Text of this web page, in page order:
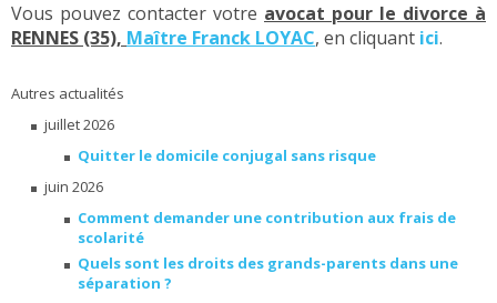
Vous pouvez contacter votre avocat pour le divorce à
RENNES (35), Maître Franck LOYAC, en cliquant ici.
Autres actualités
juillet 2026
Quitter le domicile conjugal sans risque
juin 2026
Comment demander une contribution aux frais de
scolarité
Quels sont les droits des grands-parents dans une
séparation ?